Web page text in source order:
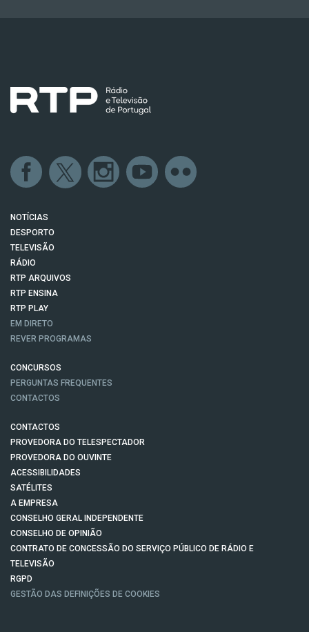
NOTÍCIAS
DESPORTO
TELEVISÃO
RÁDIO
RTP ARQUIVOS
RTP ENSINA
RTP PLAY
EM DIRETO
REVER PROGRAMAS
CONCURSOS
PERGUNTAS FREQUENTES
CONTACTOS
CONTACTOS
PROVEDORA DO TELESPECTADOR
PROVEDORA DO OUVINTE
ACESSIBILIDADES
SATÉLITES
A EMPRESA
CONSELHO GERAL INDEPENDENTE
CONSELHO DE OPINIÃO
CONTRATO DE CONCESSÃO DO SERVIÇO PÚBLICO DE RÁDIO E
TELEVISÃO
RGPD
GESTÃO DAS DEFINIÇÕES DE COOKIES